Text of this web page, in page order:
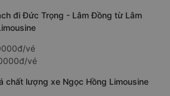
đi Đức Trọng - Lâm Đồng từ Lâm
vé
vé
chất lượng xe Ngọc Hồng Limousine